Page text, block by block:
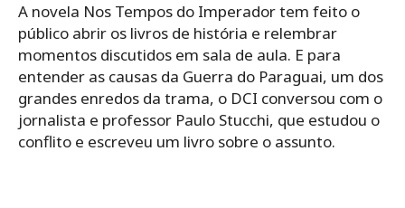
A novela Nos Tempos do Imperador tem feito o
público abrir os livros de história e relembrar
momentos discutidos em sala de aula. E para
entender as causas da Guerra do Paraguai, um dos
grandes enredos da trama, o DCI conversou com o
jornalista e professor Paulo Stucchi, que estudou o
conflito e escreveu um livro sobre o assunto.